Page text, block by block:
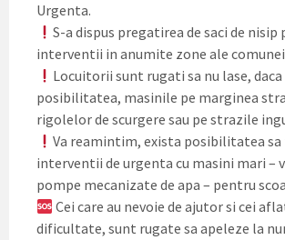
Urgenta.
S-a dispus pregatirea de saci de nisip
interventii in anumite zone ale
Locuitorii sunt rugati sa nu lase, daca
posibilitatea, masinile pe marginea
rigolelor de scurgere sau pe strazile
Va reamintim, exista posibilitatea sa
interventii de urgenta cu masini mari –
pompe mecanizate de apa – pentru
Cei care au nevoie de ajutor si cei
dificultate, sunt rugate sa apeleze la